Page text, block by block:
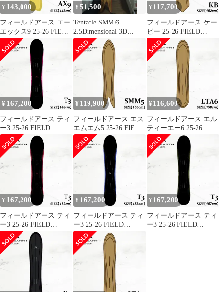
¥ 143,000
フィールドアース エー
エックス9 25-26 FIELD
EARTH AX9 YELLOW
Mid 3D LINE スノーボ
ード ユニセックス パウ
ダー フリーライド カー
ビング 日本正規品
¥51,500
Tentacle SMM６
2.5Dimensional 3D
CORE
¥ 117,700
フィールドアース ケー
ビー 25-26 FIELD
EARTH KB BEIGE
BAMBOO LINE 3D
CORE スノーボード パ
ウダー フリーライド 日
¥ 167,200
フィールドアース ティ
ー3 25-26 FIELD
EARTH T3 BLACK-
MAGENTA Mid 3D
LINE スノーボード パ
ウダー フリーライド カ
ービング 日本正規品
¥ 119,900
フィールドアース エス
エムエム5 25-26 FIELD
EARTH SMM5 BEIGE
BAMBOO LINE 3D
CORE スノーボード パ
ウダー フリーライド 日
¥ 116,600
フィールドアース エル
ティーエー6 25-26
FIELD EARTH LTA6
BEIGE BAMBOO LINE
3D CORE スノーボード
パウダー フリーライド
日本正規品
¥ 167,200
フィールドアース ティ
ー3 25-26 FIELD
EARTH T3 BLACK-
RED Mid 3D LINE スノ
ーボード パウダー フリ
ーライド カービング 日
本正規品
¥ 167,200
フィールドアース ティ
ー3 25-26 FIELD
EARTH T3 BLACK-
BLUE Mid 3D LINE ス
ノーボード パウダー フ
リーライド カービング
日本正規品
¥ 167,200
フィールドアース ティ
ー3 25-26 FIELD